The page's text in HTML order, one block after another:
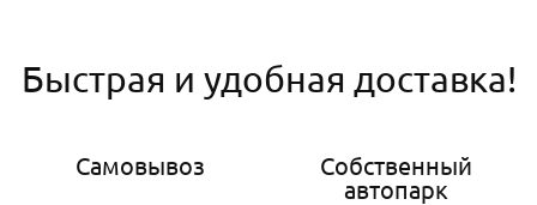
Быстрая и удобная доставка!
Самовывоз
Собственный
автопарк